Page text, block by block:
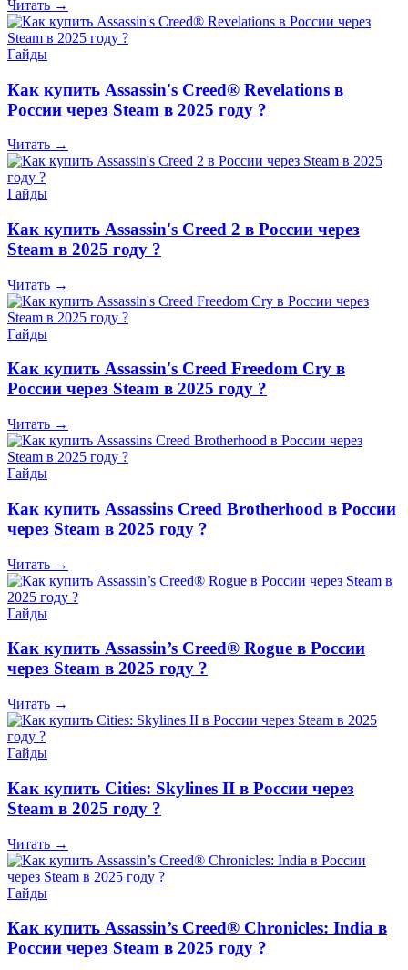
Читать →
Гайды
Как купить Assassin's Creed® Revelations в
России через Steam в 2025 году ?
Читать →
Гайды
Как купить Assassin's Creed 2 в России через
Steam в 2025 году ?
Читать →
Гайды
Как купить Assassin's Creed Freedom Cry в
России через Steam в 2025 году ?
Читать →
Гайды
Как купить Assassins Creed Brotherhood в России
через Steam в 2025 году ?
Читать →
Гайды
Как купить Assassin’s Creed® Rogue в России
через Steam в 2025 году ?
Читать →
Гайды
Как купить Cities: Skylines II в России через
Steam в 2025 году ?
Читать →
Гайды
Как купить Assassin’s Creed® Chronicles: India в
России через Steam в 2025 году ?